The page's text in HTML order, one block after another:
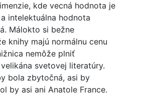
kde vecná hodnota je
intelektuálna hodnota
Málokto si bežne
knihy majú normálnu cenu
nemôže plniť
svetovej literatúry.
bola zbytočná, asi by
by asi ani Anatole France.